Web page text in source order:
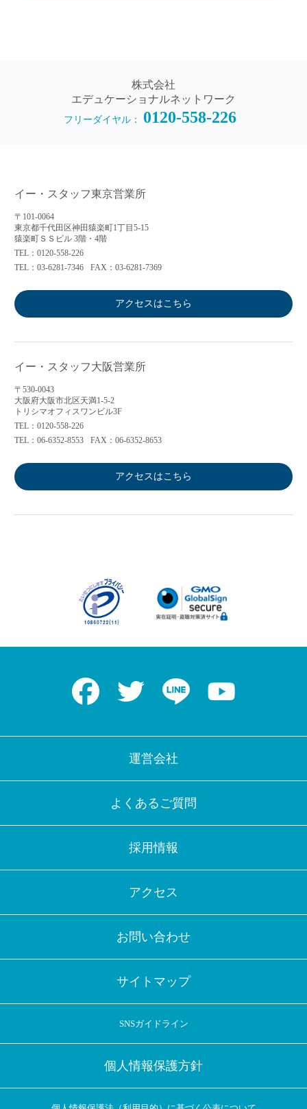
株式会社
エデュケーショナルネットワーク
フリーダイヤル： 0120-558-226
イー・スタッフ東京営業所
〒101-0064
東京都千代田区神田猿楽町1丁目5-15
猿楽町ＳＳビル 3階・4階
TEL：0120-558-226
TEL：03-6281-7346
FAX：03-6281-7369
アクセスはこちら
イー・スタッフ大阪営業所
〒530-0043
大阪府大阪市北区天満1-5-2
トリシマオフィスワンビル3F
TEL：0120-558-226
TEL：06-6352-8553
FAX：06-6352-8653
アクセスはこちら
Facebook Twitter LINE
運営会社
よくあるご質問
採用情報
アクセス
お問い合わせ
サイトマップ
SNSガイドライン
個人情報保護方針